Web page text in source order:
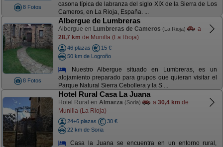
8 Fotos
casona típica de labranza del siglo XIX de la Sierra de Los
Cameros, en La Rioja, España. ...
8 Fotos
Albergue de Lumbreras
Albergue en Lumbreras de Cameros (La Rioja)
a
28,7 km de Munilla (La Rioja)
46 plazas
15 €
50 km de Logroño
Nuestro Albergue situado en Lumbreras, es un
alojamiento preparado para grupos que quieran visitar el
Parque Natural Sierra Cebollera y la S ...
Hotel Rural Casa La Juana
Hotel Rural en Almarza (Soria) a 30,4 km de
Munilla (La Rioja)
24+6 plazas
30 €
22 km de Soria
Casa la Juana se encuentra en un entorno rural,